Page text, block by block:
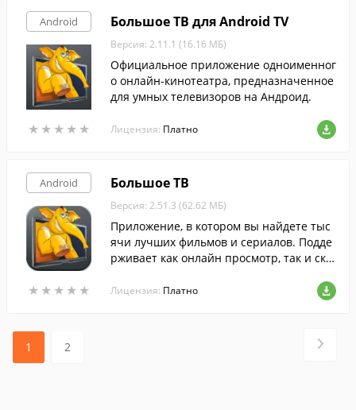
Android
★ ★ ★ ★ ★
★ ★ ★ ★ ★
Большое ТВ для Android TV
Версия: 2.11.1 (16.16 МБ)
Официальное приложение одноименног
о онлайн-кинотеатра, предназначенное
для умных телевизоров на Андроид.
Лицензия: Платно
Android
★ ★ ★ ★ ★
★ ★ ★ ★ ★
Большое ТВ
Версия: 2.51.3 (62.62 МБ)
Приложение, в котором вы найдете тыс
ячи лучших фильмов и сериалов. Подде
рживает как онлайн просмотр, так и ска
мотра без доступа интернет.
Лицензия: Платно
1 2